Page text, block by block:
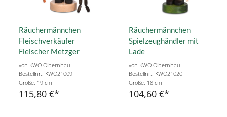
Räuchermännchen
Fleischverkäufer
Fleischer Metzger
von KWO Olbernhau
Bestellnr.: KWO21009
Größe: 19 cm
115,80 €
Räuchermännchen
Spielzeughändler mit
Lade
von KWO Olbernhau
Bestellnr.: KWO21020
Größe: 18 cm
104,60 €